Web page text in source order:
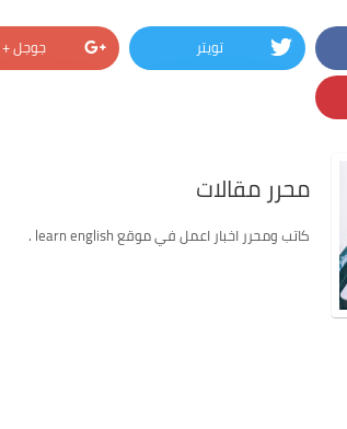
تويتر جوجل +
محرر مقالات
كاتب ومحرر اخبار اعمل في موقع learn english .